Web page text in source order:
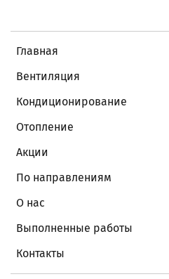
Главная
Вентиляция
Кондиционирование
Отопление
Акции
По направлениям
О нас
Выполненные работы
Контакты